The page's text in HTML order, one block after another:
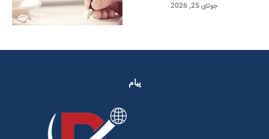
جولای 25, 2026
پیام